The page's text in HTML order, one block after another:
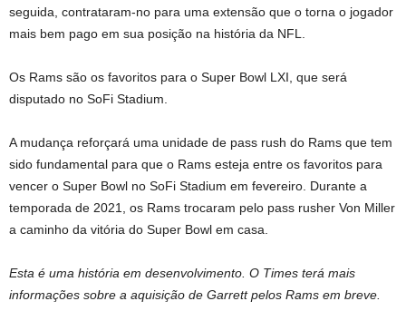
seguida, contrataram-no para uma extensão que o torna o jogador
mais bem pago em sua posição na história da NFL.
Os Rams são os favoritos para o Super Bowl LXI, que será
disputado no SoFi Stadium.
A mudança reforçará uma unidade de pass rush do Rams que tem
sido fundamental para que o Rams esteja entre os favoritos para
vencer o Super Bowl no SoFi Stadium em fevereiro. Durante a
temporada de 2021, os Rams trocaram pelo pass rusher Von Miller
a caminho da vitória do Super Bowl em casa.
Esta é uma história em desenvolvimento. O Times terá mais
informações sobre a aquisição de Garrett pelos Rams em breve.